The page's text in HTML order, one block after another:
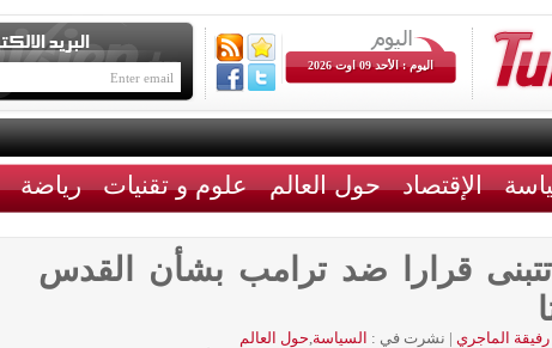
اليوم : الأحد 09 اوت 2026
الإقتصاد حول العالم علوم و تقنيات رياضة
تتبنى قرارا ضد ترامب بشأن القدس
رفيقة الماجري | نشرت في : السياسة,حول العالم